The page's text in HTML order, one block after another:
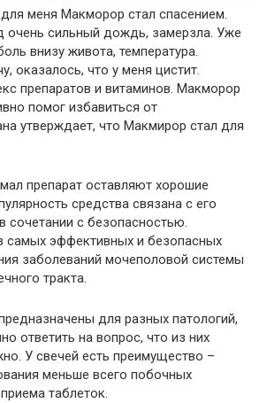
меня Макморор стал спасением.
очень сильный дождь, замерзла. Уже
внизу живота, температура.
оказалось, что у меня цистит.
препаратов и витаминов. Макморор
помог избавиться от
утверждает, что Макмирор стал для
препарат оставляют хорошие
средства связана с его
сочетании с безопасностью.
самых эффективных и безопасных
заболеваний мочеполовой системы
тракта.
для разных патологий,
ответить на вопрос, что из них
У свечей есть преимущество –
меньше всего побочных
таблеток.